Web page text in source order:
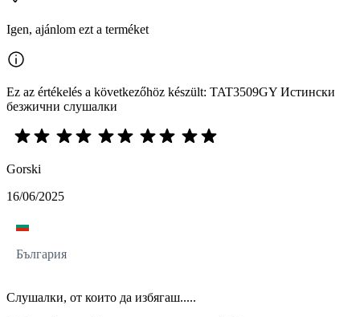
Igen, ajánlom ezt a terméket
Ez az értékelés a következőhöz készült: TAT3509GY Истински
безжични слушалки
Gorski
16/06/2025
България
Слушалки, от които да избягаш.....